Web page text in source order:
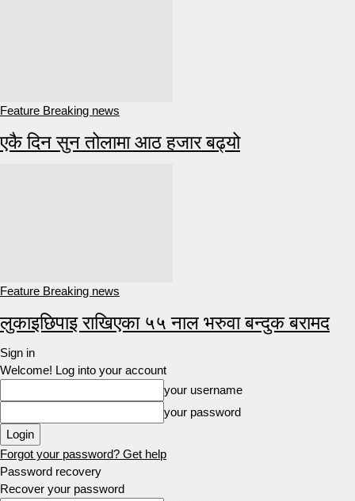
Feature Breaking news
एकै दिन सुन तोलामा आठ हजार बढ्यो
Feature Breaking news
लुकाइछिपाइ राखिएका ५५ नाल भरुवा बन्दुक बरामद
Sign in
Welcome! Log into your account
your username
your password
Forgot your password? Get help
Password recovery
Recover your password